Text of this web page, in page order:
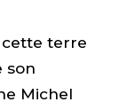
terre
son
Michel